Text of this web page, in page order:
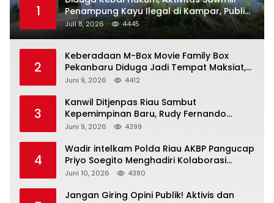
1
Penampung Kayu Ilegal di Kampar, Publik
Soroti Komitmen Penegakan Hukum Polres
Kampar
Juli 8, 2026 4445
2
Keberadaan M-Box Movie Family Box
Pekanbaru Diduga Jadi Tempat Maksiat,
Warga Resah Minta Pemerintah Lakukan
Juni 9, 2026 4412
3
Kanwil Ditjenpas Riau Sambut
Kepemimpinan Baru, Rudy Fernando
Sianturi Resmi Menjabat Kakanwil
Juni 9, 2026 4399
4
Wadir intelkam Polda Riau AKBP Pangucap
Priyo Soegito Menghadiri Kolaborasi
Selamatkan Lingkungan Cegah Karhutla
Juni 10, 2026 4380
Jangan Giring Opini Publik! Aktivis dan